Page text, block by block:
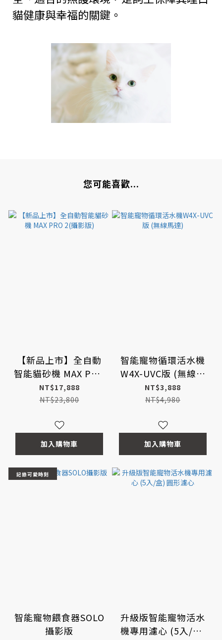
貓健康與幸福的關鍵。
您可能喜歡...
【新品上市】全自動
智能貓砂機 MAX PRO
2(攝影版)
NT$17,888
NT$23,800
加入購物車
智能寵物循環活水機
W4X-UVC版 (無線馬
達)
NT$3,888
NT$4,980
加入購物車
記錄可愛時刻
智能寵物餵食器SOLO
攝影版
升級版智能寵物活水
機專用濾心 (5入/盒)